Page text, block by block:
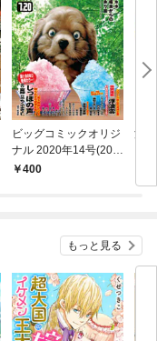
ビッグコミックオリジ
ナル 2020年14号(202
0年7月4日発売)
400
浮
もっと見る